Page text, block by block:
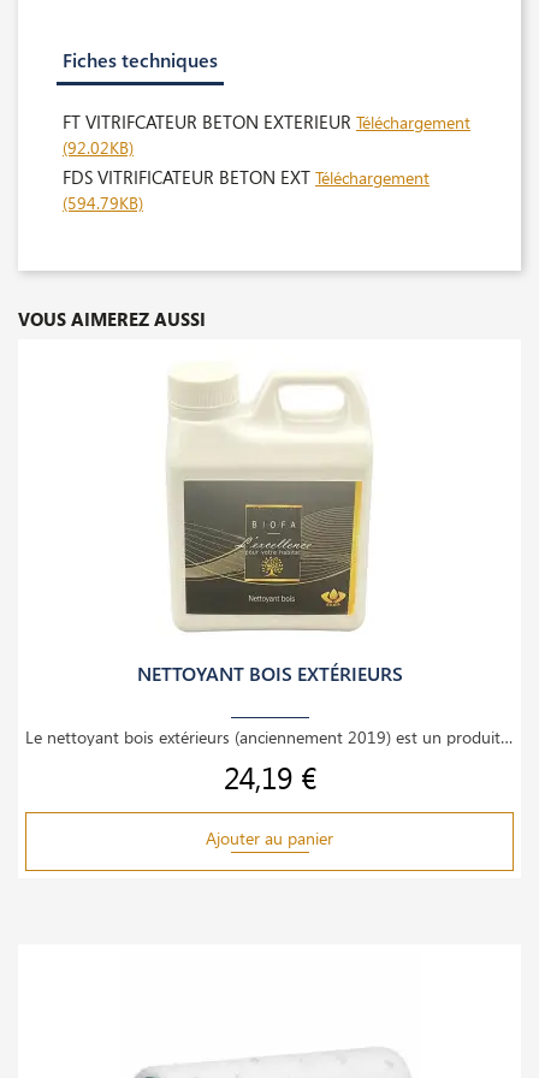
Fiches techniques
FT VITRIFCATEUR BETON EXTERIEUR Téléchargement
(92.02KB)
FDS VITRIFICATEUR BETON EXT Téléchargement
(594.79KB)
VOUS AIMEREZ AUSSI
NETTOYANT BOIS EXTÉRIEURS
Le nettoyant bois extérieurs (anciennement 2019) est un produit concentré pour le nettoyage des
Prix
24,19 €
Ajouter au panier